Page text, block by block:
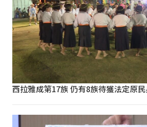
西拉雅成第17族 仍有8族待獲法定原